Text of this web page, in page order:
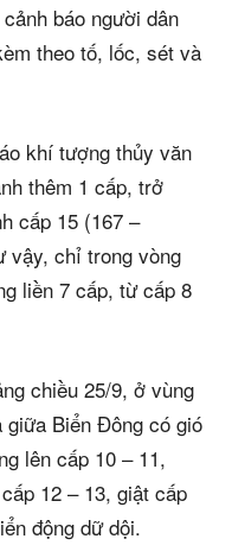
báo người dân
theo tố, lốc, sét và
khí tượng thủy văn
thêm 1 cấp, trở
cấp 15 (167 –
vậy, chỉ trong vòng
liền 7 cấp, từ cấp 8
chiều 25/9, ở vùng
Biển Đông có gió
lên cấp 10 – 11,
12 – 13, giật cấp
động dữ dội.